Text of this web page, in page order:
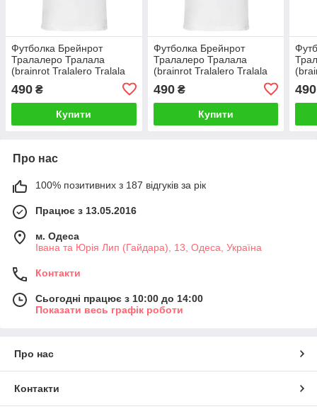
Футболка Брейнрот
Тралалеро Тралала
(brainrot Tralalero Tralala
004) біла, 98-104-116-128-
140-152-164 розмір
490 ₴
Купити
Футболка Брейнрот
Тралалеро Тралала
(brainrot Tralalero Tralala
001) біла, 98-104-116-128-
140-152-164 розмір
490₴
Купити
140-
490
Про нас
100% позитивних з 187 відгуків за рік
Працює з 13.05.2016
м. Одеса
Івана та Юрія Лип (Гайдара), 13, Одеса, Україна
Контакти
Сьогодні працює з 10:00 до 14:00
Показати весь графік роботи
Про нас
Контакти